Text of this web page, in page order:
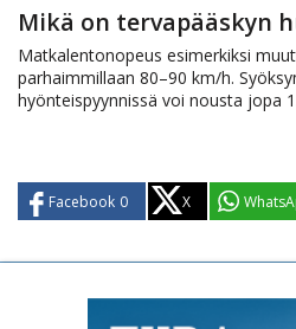
Mikä on tervapääskyn
Matkalentonopeus esimerkiksi
parhaimmillaan 80–90 km/h.
hyönteispyynnissä voi nousta jopa
Facebook 0 X